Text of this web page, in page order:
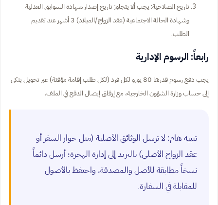
تاريخ الصلاحية: يجب ألا يتجاوز تاريخ إصدار شهادة السوابق العدلية
وشهادة الحالة الاجتماعية (عقد الزواج/الميلاد) 3 أشهر عند تقديم
الطلب.
رابعاً: الرسوم الإدارية
يجب دفع رسوم قدرها 80 يورو لكل فرد (لكل طلب إقامة مؤقتة) عبر تحويل بنكي
إلى حساب وزارة الشؤون الخارجية، مع إرفاق إيصال الدفع في الملف.
تنبيه هام: لا ترسل الوثائق الأصلية (مثل جواز السفر أو
عقد الزواج الأصلي) بالبريد إلى إدارة الهجرة؛ أرسل دائماً
نسخاً مطابقة للأصل والمصدقة، واحتفظ بالأصول
للمقابلة في السفارة.